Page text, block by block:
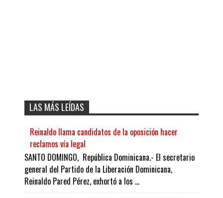
LAS MÁS LEÍDAS
Reinaldo llama candidatos de la oposición hacer
reclamos vía legal
SANTO DOMINGO, República Dominicana.- El secretario
general del Partido de la Liberación Dominicana,
Reinaldo Pared Pérez, exhortó a los ...